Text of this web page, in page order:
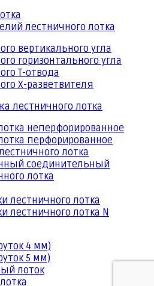
лестничного лотка
вертикального угла
горизонтального угла
Т-отвода
Х-разветвителя
лестничного лотка
неперфорированное
перфорированное
лотка
соединительный
лотка
лестничного лотка
лестничного лотка N
4 мм)
5 мм)
лоток